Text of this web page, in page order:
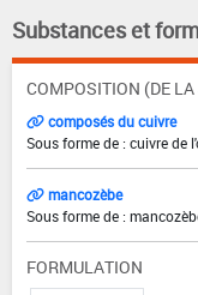
Substances et
COMPOSITION (DE
composés du cuivre
Sous forme de : cuivre de
mancozèbe
Sous forme de :
FORMULATION